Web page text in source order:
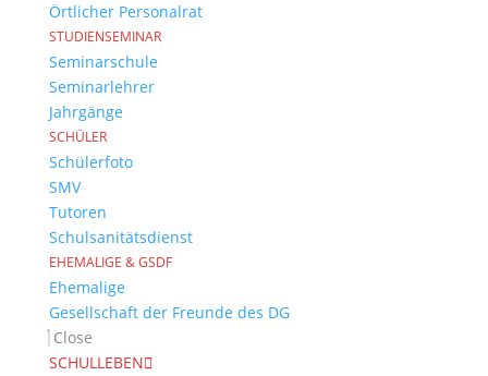
Örtlicher Personalrat
STUDIENSEMINAR
Seminarschule
Seminarlehrer
Jahrgänge
SCHÜLER
Schülerfoto
SMV
Tutoren
Schulsanitätsdienst
EHEMALIGE & GSDF
Ehemalige
Gesellschaft der Freunde des DG
Close
SCHULLEBEN